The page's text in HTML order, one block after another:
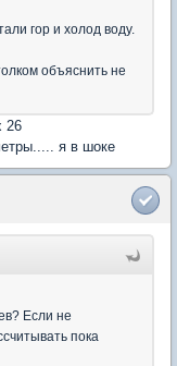
гор и холод воду.
объяснить не
26
я в шоке
Если не
пока